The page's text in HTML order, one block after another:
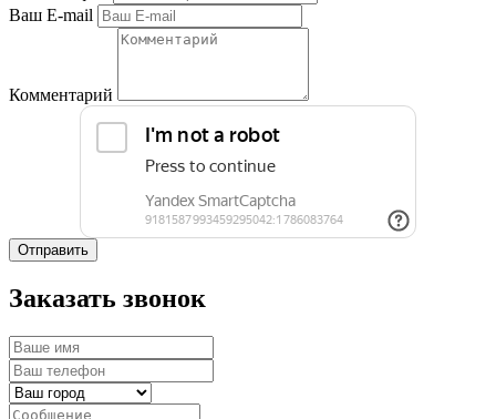
Ваш E-mail
Комментарий
Отправить
Заказать звонок